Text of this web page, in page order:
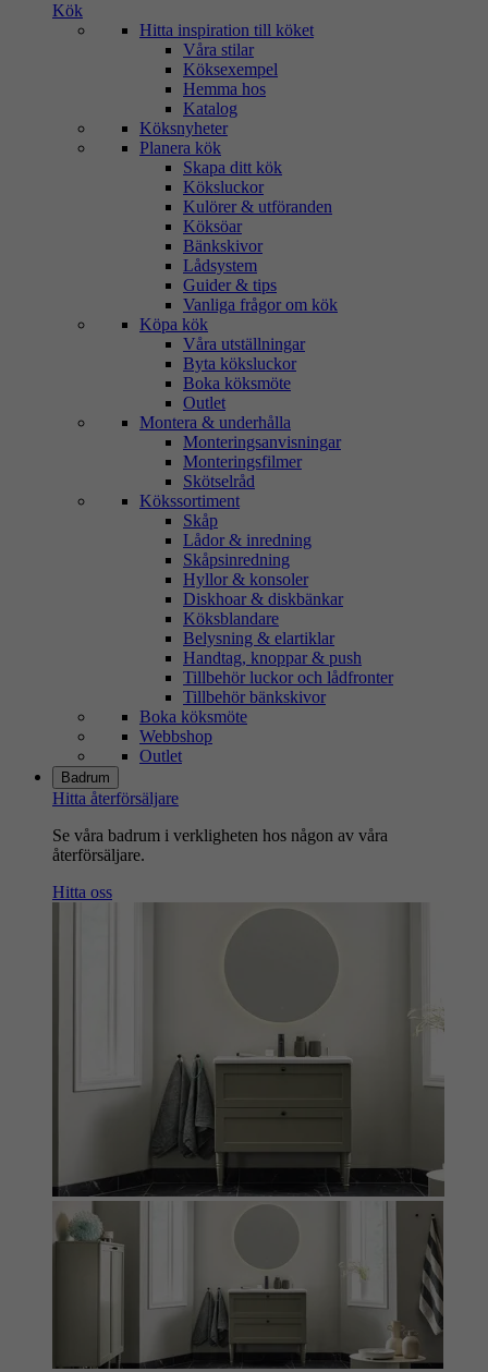
Kök
Hitta inspiration till köket
Våra stilar
Köksexempel
Hemma hos
Katalog
Köksnyheter
Planera kök
Skapa ditt kök
Köksluckor
Kulörer & utföranden
Köksöar
Bänkskivor
Lådsystem
Guider & tips
Vanliga frågor om kök
Köpa kök
Våra utställningar
Byta köksluckor
Boka köksmöte
Outlet
Montera & underhålla
Monteringsanvisningar
Monteringsfilmer
Skötselråd
Kökssortiment
Skåp
Lådor & inredning
Skåpsinredning
Hyllor & konsoler
Diskhoar & diskbänkar
Köksblandare
Belysning & elartiklar
Handtag, knoppar & push
Tillbehör luckor och lådfronter
Tillbehör bänkskivor
Boka köksmöte
Webbshop
Outlet
Badrum
Hitta återförsäljare
Se våra badrum i verkligheten hos någon av våra
återförsäljare.
Hitta oss